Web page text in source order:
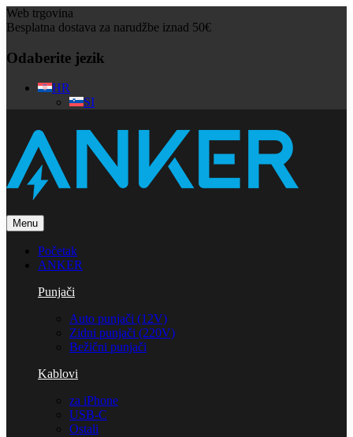
Web trgovina
Besplatna dostava za narudžbe iznad 50€
Odaberite jezik
HR
SI
Menu
Početak
ANKER
Punjači
Auto punjači (12V)
Zidni punjači (220V)
Bežični punjači
Kablovi
za iPhone
USB-C
Ostali